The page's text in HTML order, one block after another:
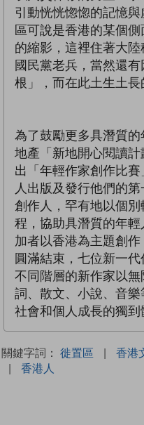
引動恍恍惚惚的記憶
區可說是香港的某個
的縮影，這裡住著大陸
國民黨老兵，當然還
根」，而在此土生土長
為了鼓勵更多具潛質
地產「新地開心閱讀
出「年輕作家創作比
人出版及發行他們的
創作人，罕有地以個
程，協助具潛質的年
加者以香港為主題創
圓滿結束，七位新一
不同階層的新作家以
詞、散文、小說、音
社會和個人成長的獨到
關鍵字詞： 徙置區 | 香港
|
香港人